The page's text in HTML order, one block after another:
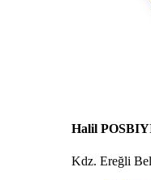
Halil
Kdz. Ereğli